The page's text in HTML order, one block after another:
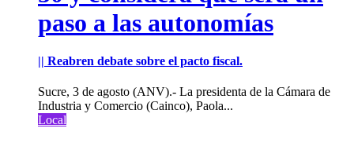
paso a las autonomías
|| Reabren debate sobre el pacto fiscal.
Sucre, 3 de agosto (ANV).- La presidenta de la Cámara de
Industria y Comercio (Cainco), Paola...
Local